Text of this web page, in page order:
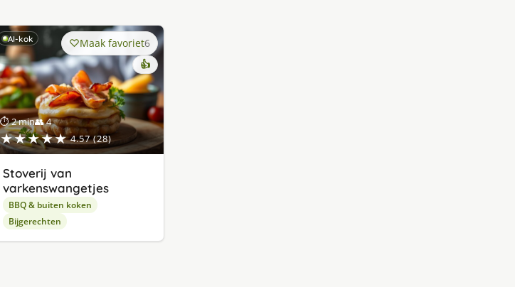
AI-kok
⏱ 2 min👥 4
★★★★★ 4.57 (28)
Maak favoriet6
👍
Stoverij van
varkenswangetjes
BBQ & buiten koken
Bijgerechten